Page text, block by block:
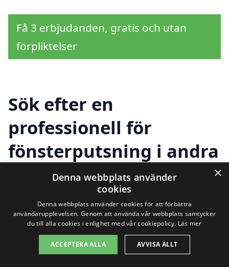
Få 3 erbjudanden, gratis och utan
förpliktelser
Sök efter en
professionell för
fönsterputsning i andra
städer nära Ängelholm
Att hålla fönstren rena är viktigt för både
hemmet och företaget. Om du söker efter
professionellfönsterputsning i
×
Denna webbplats använder
cookies
Denna webbplats använder cookies för att förbättra
användarupplevelsen. Genom att använda vår webbplats samtycker
du till alla cookies i enlighet med vår cookiepolicy. Läs mer
ACCEPTERA ALLA AVVISA ALLT